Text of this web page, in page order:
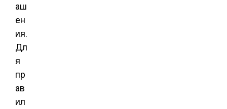
аш
ен
ия.
Дл
я
пр
ав
ил